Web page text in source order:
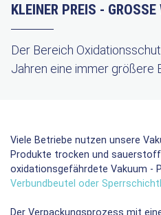
KLEINER PREIS - GROSSE
Der Bereich
Jahren eine immer größere
Viele Betriebe nutzen unsere
Produkte trocken und
oxidationsgefährdete Vakuum -
Verbundbeutel oder
Der Verpackungsprozess mit